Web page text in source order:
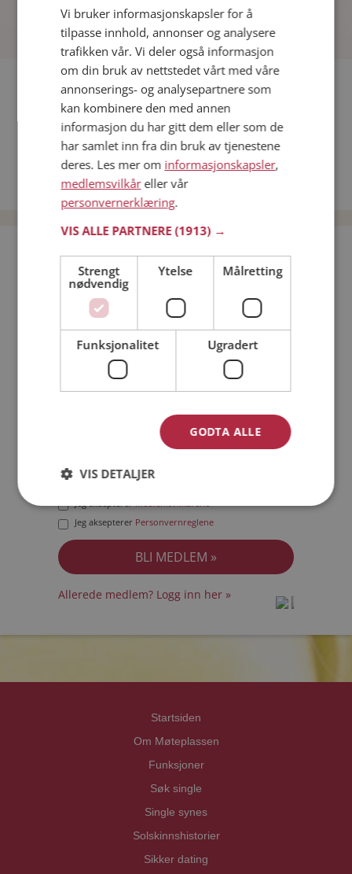
Fler single
Flere singlemenn fra Steinkjer:Svein, Peter ,Lasse
Kvinner fra Steinkjer
Date kvinner i Norge
Date menn i Norge
Bli medlem gratis!
Jeg er en: Mann Kvinne
Min alder:
Jeg akseptererMedlemsvilkårene
Jeg aksepterer Personvernreglene
Allerede medlem? Logg inn her »
Startsiden
Om Møteplassen
Funksjoner
Søk single
Single synes
Solskinnshistorier
Sikker dating
Vi bruker informasjonskapsler for å
tilpasse innhold, annonser og analysere
trafikken vår. Vi deler også informasjon
om din bruk av nettstedet vårt med våre
annonserings- og analysepartnere som
kan kombinere den med annen
informasjon du har gitt dem eller som de
har samlet inn fra din bruk av tjenestene
deres. Les mer om informasjonskapsler,
medlemsvilkåreller vår
personvernerklæring.
VIS ALLE PARTNERE(1913) →
Strengt
nødvendig
Ytelse Målretting
Funksjonalitet Ugradert
GODTA ALLE
VIS DETALJER